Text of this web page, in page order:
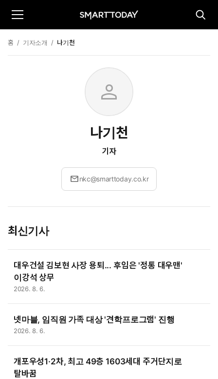
홈 / 기자소개 / 나기천
person
나기천
기자
mailnkc@smarttoday.co.kr
최신기사
대우건설 김보현 사장 용퇴... 후임은 '정통 대우맨'
이강석 상무
2026. 8. 6.
넷마블, 임직원 가족 대상 '견학프로그램' 진행
2026. 8. 6.
개포우성1·2차, 최고 49층 1603세대 주거단지로
탈바꿈